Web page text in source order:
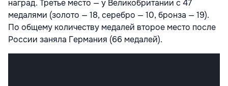
наград. Третье место — у Великобритании с 47
медалями (золото — 18, серебро — 10, бронза — 19).
По общему количеству медалей второе место после
России заняла Германия (66 медалей).